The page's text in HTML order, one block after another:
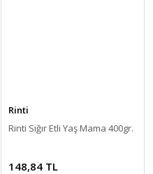
Rinti
Rinti Sığır Etli Yaş Mama 400gr.
148,84 TL